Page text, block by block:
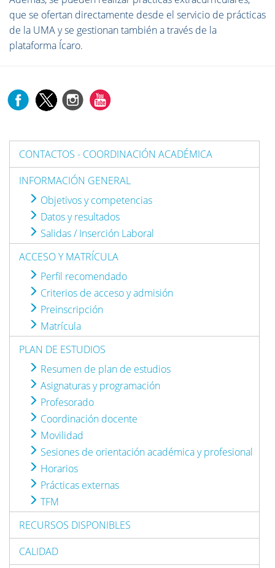
que se ofertan directamente desde el servicio de prácticas
de la UMA y se gestionan también a través de la
plataforma Ícaro.
CONTACTOS - COORDINACIÓN ACADÉMICA
INFORMACIÓN GENERAL
Objetivos y competencias
Datos y resultados
Salidas / Inserción Laboral
ACCESO Y MATRÍCULA
Perfil recomendado
Criterios de acceso y admisión
Preinscripción
Matrícula
PLAN DE ESTUDIOS
Resumen de plan de estudios
Asignaturas y programación
Profesorado
Coordinación docente
Movilidad
Sesiones de orientación académica y profesional
Horarios
Prácticas externas
TFM
RECURSOS DISPONIBLES
CALIDAD